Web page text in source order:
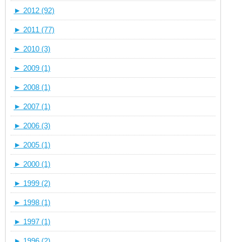
► 2012 (92)
► 2011 (77)
► 2010 (3)
► 2009 (1)
► 2008 (1)
► 2007 (1)
► 2006 (3)
► 2005 (1)
► 2000 (1)
► 1999 (2)
► 1998 (1)
► 1997 (1)